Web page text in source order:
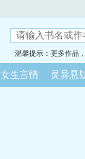
温馨提示：更多作品
女生言情 灵异悬